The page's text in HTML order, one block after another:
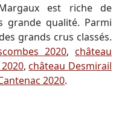
est riche de
grande qualité. Parmi
grands crus classés.
2020,château
,château Desmirail
2020.